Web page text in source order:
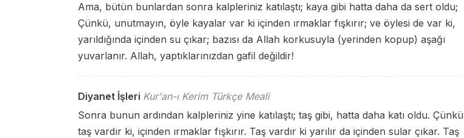
Ama, bütün bunlardan sonra kalpleriniz katılaştı; kaya gibi hatta daha da sert oldu;
Çünkü, unutmayın, öyle kayalar var ki içinden ırmaklar fışkırır; ve öylesi de var ki,
yarıldığında içinden su çıkar; bazısı da Allah korkusuyla (yerinden kopup) aşağı
yuvarlanır. Allah, yaptıklarınızdan gafil değildir!
Diyanet İşleri Kur'an-ı Kerim Türkçe Meali
Sonra bunun ardından kalpleriniz yine katılaştı; taş gibi, hatta daha katı oldu. Çünkü
taş vardır ki, içinden ırmaklar fışkırır. Taş vardır ki yarılır da içinden sular çıkar. Taş